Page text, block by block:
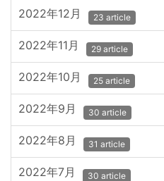
2022年12月 23 article
2022年11月 29 article
2022年10月 25 article
2022年9月 30 article
2022年8月 31 article
2022年7月 30 article